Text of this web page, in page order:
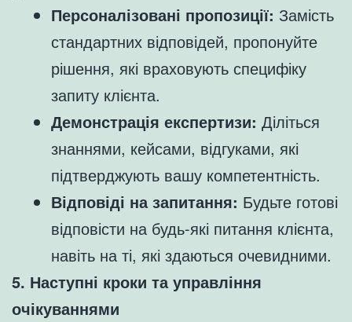
Персоналізовані пропозиції: Замість
стандартних відповідей, пропонуйте
рішення, які враховують специфіку
запиту клієнта.
Демонстрація експертизи: Діліться
знаннями, кейсами, відгуками, які
підтверджують вашу компетентність.
Відповіді на запитання: Будьте готові
відповісти на будь-які питання клієнта,
навіть на ті, які здаються очевидними.
5. Наступні кроки та управління
очікуваннями